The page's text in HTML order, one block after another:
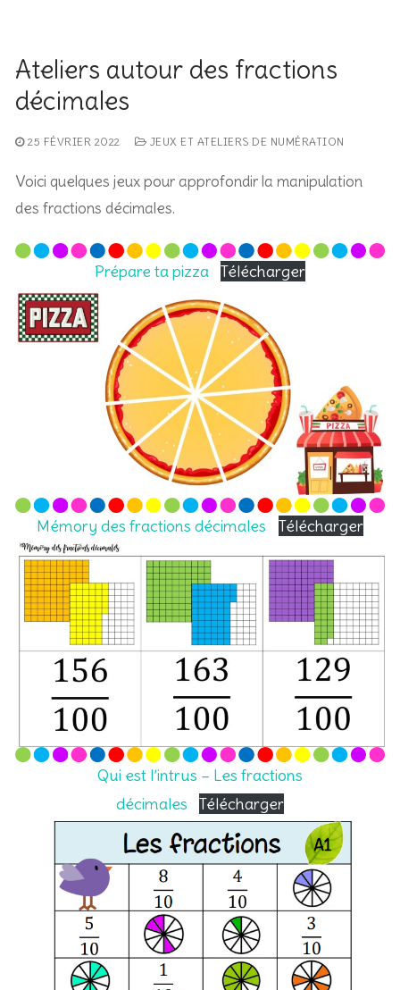
Ateliers autour des fractions
décimales
25 FÉVRIER 2022 JEUX ET ATELIERS DE NUMÉRATION
Voici quelques jeux pour approfondir la manipulation
des fractions décimales.
Prépare ta pizza Télécharger
Mémory des fractions décimales Télécharger
Qui est l’intrus – Les fractions
décimales
Télécharger